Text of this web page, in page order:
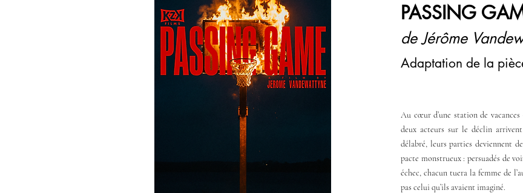
PASSING
de Jérôme
Adaptation de la
Au cœur d’une station de
deux acteurs sur le déclin
délabré, leurs parties deviennent
pacte monstrueux : persuadés de
échec, chacun tuera la femme de
pas celui qu’ils avaient imaginé.